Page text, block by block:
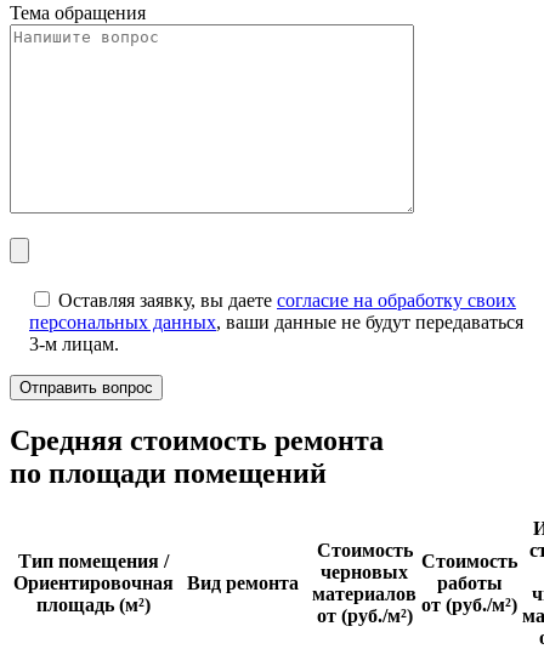
Тема обращения
Оставляя заявку, вы даете согласие на обработку своих
персональных данных, ваши данные не будут передаваться
3-м лицам.
Cредняя стоимость ремонта
по площади помещений
Тип помещения /
Ориентировочная
площадь (м²)
Вид ремонта
Стоимость
черновых
материалов
от (руб./м²)
Стоимость
работы
от (руб./м²)